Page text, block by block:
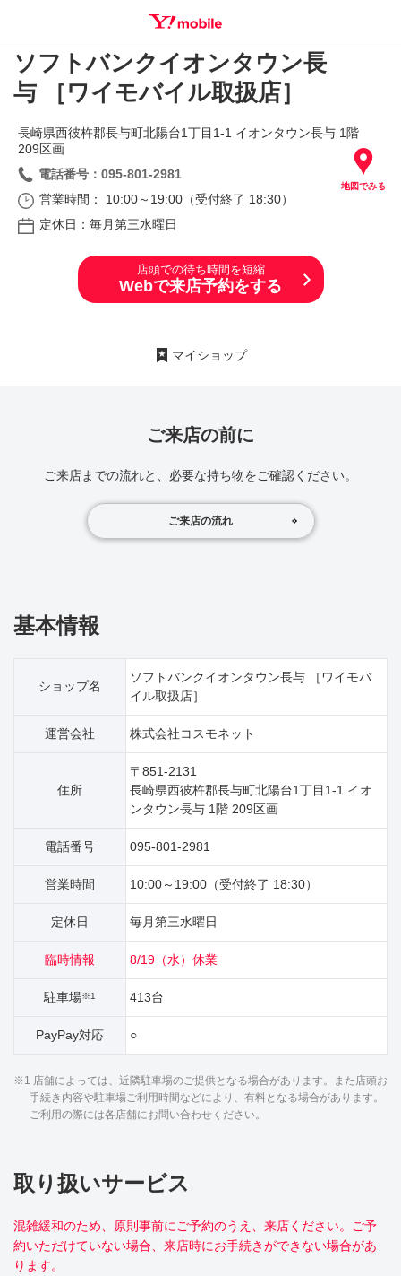
SEARCH
ソフトバンクイオンタウン長
与 ［ワイモバイル取扱店］
地図でみる
長崎県西彼杵郡長与町北陽台1丁目1‐1 イオンタウン長与 1階
209区画
電話番号：095-801-2981
営業時間： 10:00～19:00（受付終了 18:30）
定休日：毎月第三水曜日
店頭での待ち時間を短縮
Webで来店予約をする
マイショップ
ご来店の前に
ご来店までの流れと、必要な持ち物をご確認ください。
ご来店の流れ
基本情報
ショップ名
ソフトバンクイオンタウン長与 ［ワイモバ
イル取扱店］
運営会社 株式会社コスモネット
住所
〒851-2131
長崎県西彼杵郡長与町北陽台1丁目1‐1 イオ
ンタウン長与 1階 209区画
電話番号 095-801-2981
営業時間 10:00～19:00（受付終了 18:30）
定休日 毎月第三水曜日
臨時情報 8/19（水）休業
駐車場※1 413台
PayPay対応 ○
※1 店舗によっては、近隣駐車場のご提供となる場合があります。また店頭お
手続き内容や駐車場ご利用時間などにより、有料となる場合があります。
ご利用の際には各店舗にお問い合わせください。
取り扱いサービス
混雑緩和のため、原則事前にご予約のうえ、来店ください。ご予
約いただけていない場合、来店時にお手続きができない場合があ
ります。